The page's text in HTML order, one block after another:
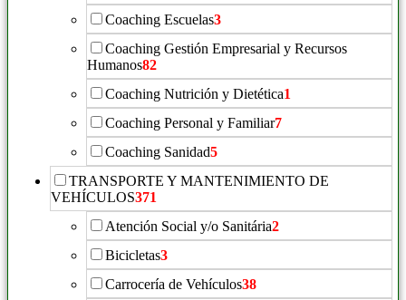
Coaching Escuelas3
Coaching Gestión Empresarial y Recursos
Humanos82
Coaching Nutrición y Dietética1
Coaching Personal y Familiar7
Coaching Sanidad5
TRANSPORTE Y MANTENIMIENTO DE
VEHÍCULOS371
Atención Social y/o Sanitária2
Bicicletas3
Carrocería de Vehículos38